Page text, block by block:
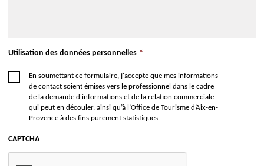
Utilisation des données personnelles *
En soumettant ce formulaire, j'accepte que mes informations
de contact soient émises vers le professionnel dans le cadre
de la demande d'informations et de la relation commerciale
qui peut en découler, ainsi qu’à l’Office de Tourisme d’Aix-en-
Provence à des fins purement statistiques.
CAPTCHA